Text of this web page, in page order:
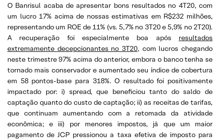
O Banrisul acaba de apresentar bons resultados no 4T20, com
um lucro 17% acima de nossas estimativas em R$232 milhões,
representando um ROE de 11% (vs. 5,7% no 3T20 e 5,9% no 2T20).
A recuperação foi especialmente boa após resultados
extremamente decepcionantes no 3T20, com lucros chegando
neste trimestre 97% acima do anterior, embora o banco tenha se
tornado mais conservador e aumentado seu índice de cobertura
em 58 pontos-base para 318%. O resultado foi positivamente
impactado por: i) spread, que beneficiou tanto do saldo de
captação quanto do custo de captação; ii) as receitas de tarifas,
que continuam aumentando com a retomada da atividade
econômica; e iii) por menores impostos, já que um maior
pagamento de JCP pressionou a taxa efetiva de imposto para